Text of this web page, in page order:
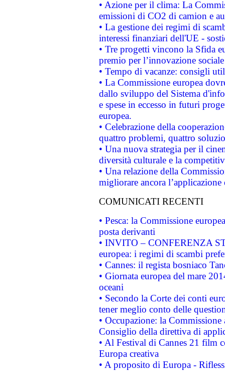
• Azione per il clima: La
emissioni di CO2 di camion e
• La gestione dei regimi di
interessi finanziari dell'UE -
• Tre progetti vincono la Sfida
premio per l’innovazione sociale
• Tempo di vacanze: consigli
• La Commissione europea
dallo sviluppo del Sistema
e spese in eccesso in futuri
europea.
• Celebrazione della
quattro problemi, quattro
• Una nuova strategia per il
diversità culturale e la
• Una relazione della
migliorare ancora
COMUNICATI RECENTI
• Pesca: la Commissione
posta derivanti
• INVITO – CONFERENZA
europea: i regimi di scambi
• Cannes: il regista bosniaco
• Giornata europea del mare
oceani
• Secondo la Corte dei conti
tener meglio conto delle
• Occupazione: la
Consiglio della direttiva di
• Al Festival di Cannes 21 film
Europa creativa
• A proposito di Europa -